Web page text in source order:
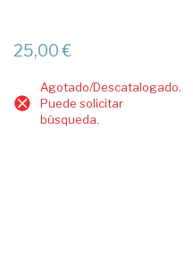
25,00 €
Agotado/Descatalogado.
Puede solicitar
búsqueda.